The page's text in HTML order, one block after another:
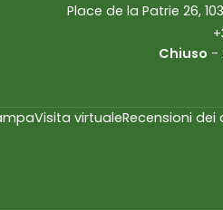
Place de la Patrie 26,
Chiuso -
Visita virtualeRecensioni dei